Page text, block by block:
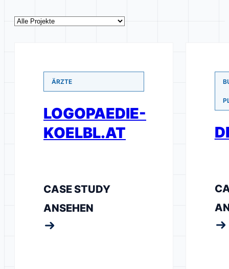
ÄRZTE
LOGOPAEDIE-
KOELBL.AT
CASE STUDY
ANSEHEN